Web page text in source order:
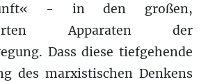
- in den großen,
Apparaten der
Dass diese tiefgehende
des marxistischen Denkens